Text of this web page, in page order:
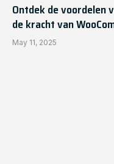
Ontdek de voordelen
de kracht van
May 11, 2025